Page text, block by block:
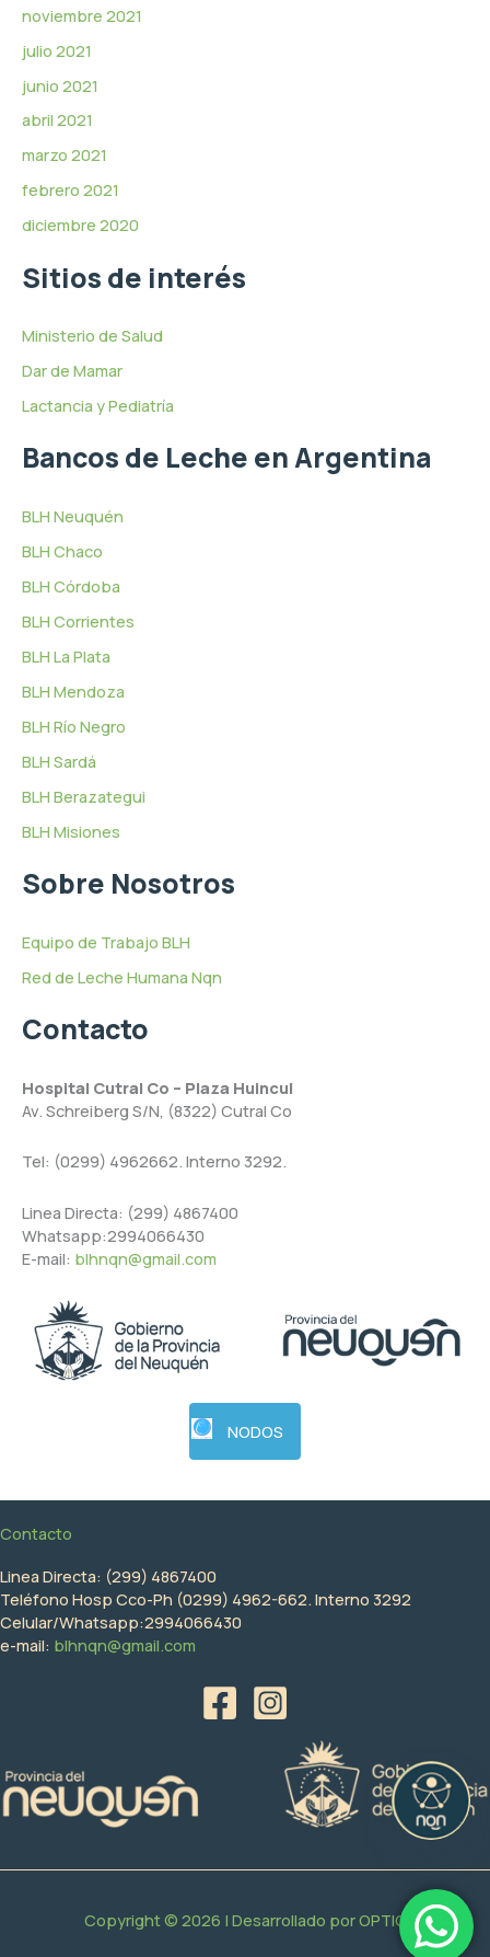
noviembre 2021
julio 2021
junio 2021
abril 2021
marzo 2021
febrero 2021
diciembre 2020
Sitios de interés
Ministerio de Salud
Dar de Mamar
Lactancia y Pediatría
Bancos de Leche en Argentina
BLH Neuquén
BLH Chaco
BLH Córdoba
BLH Corrientes
BLH La Plata
BLH Mendoza
BLH Río Negro
BLH Sardá
BLH Berazategui
BLH Misiones
Sobre Nosotros
Equipo de Trabajo BLH
Red de Leche Humana Nqn
Contacto
Hospital Cutral Co – Plaza Huincul
Av. Schreiberg S/N, (8322) Cutral Co
Tel: (0299) 4962662. Interno 3292.
Linea Directa: (299) 4867400
Whatsapp:2994066430
E-mail: blhnqn@gmail.com
NODOS
Contacto
Linea Directa: (299) 4867400
Teléfono Hosp Cco-Ph (0299) 4962-662. Interno 3292
Celular/Whatsapp:2994066430
e-mail: blhnqn@gmail.com
Copyright © 2026 | Desarrollado porOPTIC